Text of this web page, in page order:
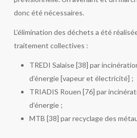
donc été nécessaires.
L’élimination des déchets a été
traitement collectives :
TREDI Salaise [38] par
d’énergie [vapeur et électricité] ;
TRIADIS Rouen [76] par
d’énergie ;
MTB [38] par recyclage des